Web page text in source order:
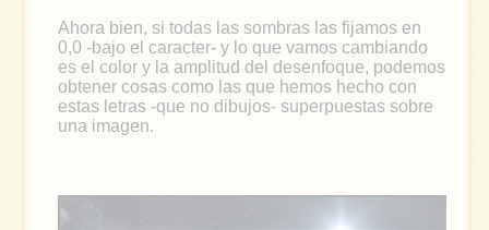
Ahora bien, si todas las sombras las fijamos en
0,0 -bajo el caracter- y lo que vamos cambiando
es el color y la amplitud del desenfoque, podemos
obtener cosas como las que hemos hecho con
estas letras -que no dibujos- superpuestas sobre
una imagen.